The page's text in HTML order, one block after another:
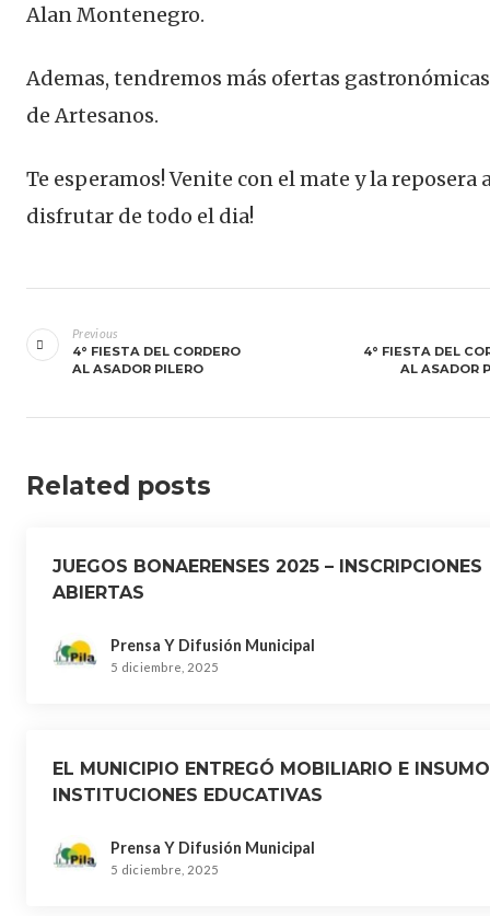
Alan Montenegro.
Ademas, tendremos más ofertas
de Artesanos.
Te esperamos! Venite con el mate y la reposera
disfrutar de todo el dia!
de
entradas
Previous
4° FIESTA DEL CORDERO
AL ASADOR PILERO
4° FIESTA DEL
AL ASADOR
Related posts
JUEGOS BONAERENSES 2025 – INSCRIPCIONES
ABIERTAS
Prensa Y Difusión Municipal
5 diciembre, 2025
EL MUNICIPIO ENTREGÓ MOBILIARIO E
INSTITUCIONES EDUCATIVAS
Prensa Y Difusión Municipal
5 diciembre, 2025